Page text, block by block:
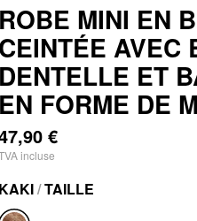
ROBE MINI EN
CEINTÉE AVEC
DENTELLE ET
EN FORME DE
€
incluse
KAKI/TAILLE